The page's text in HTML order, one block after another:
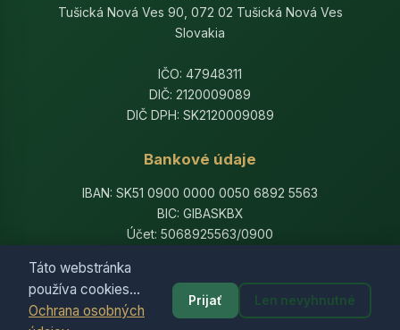
Táto webstránka
používa cookies...
Ochrana osobných
Prijať Len nevyhnutné
Tušická Nová Ves 90, 072 02 Tušická Nová Ves
Slovakia
IČO: 47948311
DIČ: 2120009089
DIČ DPH: SK2120009089
Bankové údaje
IBAN: SK51 0900 0000 0050 6892 5563
BIC: GIBASKBX
Účet: 5068925563/0900